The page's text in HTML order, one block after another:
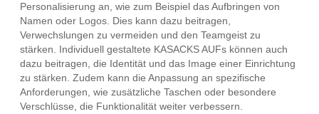
Personalisierung an, wie zum Beispiel das Aufbringen von
Namen oder Logos. Dies kann dazu beitragen,
Verwechslungen zu vermeiden und den Teamgeist zu
stärken. Individuell gestaltete KASACKS AUFs können auch
dazu beitragen, die Identität und das Image einer Einrichtung
zu stärken. Zudem kann die Anpassung an spezifische
Anforderungen, wie zusätzliche Taschen oder besondere
Verschlüsse, die Funktionalität weiter verbessern.